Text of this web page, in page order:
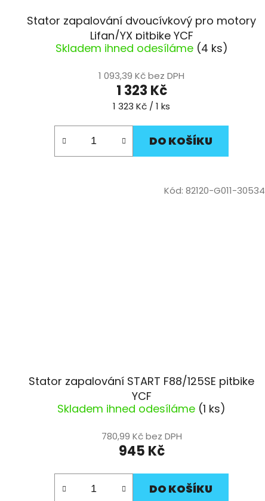
Stator zapalování dvoucívkový pro motory
Lifan/YX pitbike YCF
Skladem ihned odesíláme (4 ks)
1 093,39 Kč bez DPH
1 323 Kč
Měrná
1 323 Kč / 1 ks
DO KOŠÍKU
Stator zapalování START F88/125SE pitbike
YCF
Skladem ihned odesíláme (1 ks)
780,99 Kč bez DPH
945 Kč
DO KOŠÍKU
Kód: 82120-G011-30534